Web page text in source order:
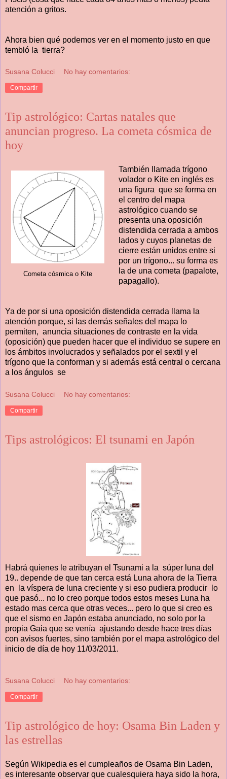
atención a gritos.
Ahora bien qué podemos ver en el momento justo en que
tembló la tierra?
Susana Colucci No hay comentarios:
Compartir
Tip astrológico: Cartas natales que
anuncian progreso. La cometa cósmica de
hoy
Cometa cósmica o Kite
También llamada trígono
volador o Kite en inglés es
una figura que se forma en
el centro del mapa
astrológico cuando se
presenta una oposición
distendida cerrada a ambos
lados y cuyos planetas de
cierre están unidos entre si
por un trígono... su forma es
la de una cometa (papalote,
papagallo).
Ya de por si una oposición distendida cerrada llama la
atención porque, si las demás señales del mapa lo
permiten, anuncia situaciones de contraste en la vida
(oposición) que pueden hacer que el individuo se supere en
los ámbitos involucrados y señalados por el sextil y el
trígono que la conforman y si además está central o cercana
a los ángulos se
Susana Colucci No hay comentarios:
Compartir
Tips astrológicos: El tsunami en Japón
Habrá quienes le atribuyan el Tsunami a la súper luna del
19.. depende de que tan cerca está Luna ahora de la Tierra
en la víspera de luna creciente y si eso pudiera producir lo
que pasó... no lo creo porque todos estos meses Luna ha
estado mas cerca que otras veces... pero lo que si creo es
que el sismo en Japón estaba anunciado, no solo por la
propia Gaia que se venía ajustando desde hace tres días
con avisos fuertes, sino también por el mapa astrológico del
inicio de día de hoy 11/03/2011.
Susana Colucci No hay comentarios:
Compartir
Tip astrológico de hoy: Osama Bin Laden y
las estrellas
Según Wikipedia es el cumpleaños de Osama Bin Laden,
es interesante observar que cualesquiera haya sido la hora,